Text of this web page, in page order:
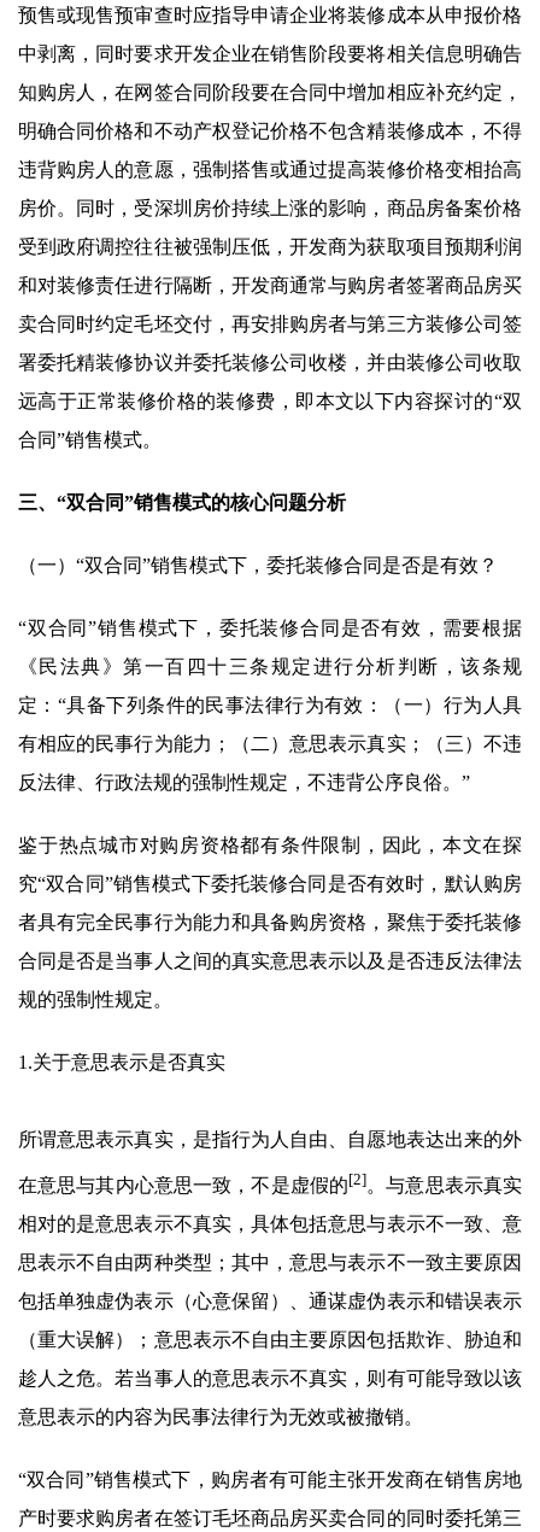
预售或现售预审查时应指导申请企业将装修成本从申报价格
中剥离，同时要求开发企业在销售阶段要将相关信息明确告
知购房人，在网签合同阶段要在合同中增加相应补充约定，
明确合同价格和不动产权登记价格不包含精装修成本，不得
违背购房人的意愿，强制搭售或通过提高装修价格变相抬高
房价。同时，受深圳房价持续上涨的影响，商品房备案价格
受到政府调控往往被强制压低，开发商为获取项目预期利润
和对装修责任进行隔断，开发商通常与购房者签署商品房买
卖合同时约定毛坯交付，再安排购房者与第三方装修公司签
署委托精装修协议并委托装修公司收楼，并由装修公司收取
远高于正常装修价格的装修费，即本文以下内容探讨的“双
合同”销售模式。
三、“双合同”销售模式的核心问题分析
（一）“双合同”销售模式下，委托装修合同是否是有效？
“双合同”销售模式下，委托装修合同是否有效，需要根据
《民法典》第一百四十三条规定进行分析判断，该条规
定：“具备下列条件的民事法律行为有效：（一）行为人具
有相应的民事行为能力；（二）意思表示真实；（三）不违
反法律、行政法规的强制性规定，不违背公序良俗。”
鉴于热点城市对购房资格都有条件限制，因此，本文在探
究“双合同”销售模式下委托装修合同是否有效时，默认购房
者具有完全民事行为能力和具备购房资格，聚焦于委托装修
合同是否是当事人之间的真实意思表示以及是否违反法律法
规的强制性规定。
1.关于意思表示是否真实
所谓意思表示真实，是指行为人自由、自愿地表达出来的外
在意思与其内心意思一致，不是虚假的[2]。与意思表示真实
相对的是意思表示不真实，具体包括意思与表示不一致、意
思表示不自由两种类型；其中，意思与表示不一致主要原因
包括单独虚伪表示（心意保留）、通谋虚伪表示和错误表示
（重大误解）；意思表示不自由主要原因包括欺诈、胁迫和
趁人之危。若当事人的意思表示不真实，则有可能导致以该
意思表示的内容为民事法律行为无效或被撤销。
“双合同”销售模式下，购房者有可能主张开发商在销售房地
产时要求购房者在签订毛坯商品房买卖合同的同时委托第三